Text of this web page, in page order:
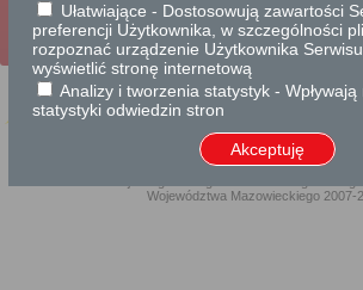
Wrota Mazowsza
Strona mobilna
Projekt współfinansowany przez Unię Europejską ze
Województwa Mazowieckiego 2007-
Ułatwiające - Dostosowują zawartości
preferencji Użytkownika, w szczególności
rozpoznać urządzenie Użytkownika
wyświetlić stronę internetową
Analizy i tworzenia statystyk -
statystyki odwiedzin stron
Akceptuję